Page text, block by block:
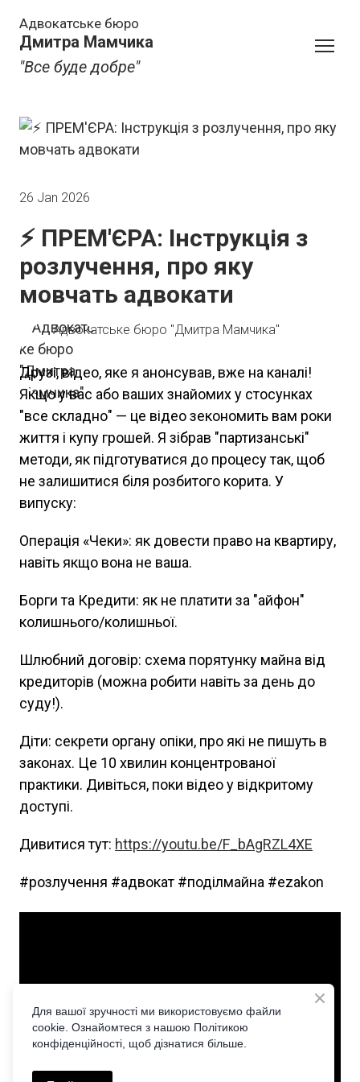
Адвокатське бюро
Дмитра Мамчика
"Все буде добре"
26 Jan 2026
⚡️ ПРЕМ'ЄРА: Інструкція з
розлучення, про яку
мовчать адвокати
Адвокатське бюро "Дмитра Мамчика"
Друзі, відео, яке я анонсував, вже на каналі!
Якщо у вас або ваших знайомих у стосунках
"все складно" — це відео зекономить вам роки
життя і купу грошей. Я зібрав "партизанські"
методи, як підготуватися до процесу так, щоб
не залишитися біля розбитого корита. У
випуску:
Операція «Чеки»: як довести право на квартиру,
навіть якщо вона не ваша.
Борги та Кредити: як не платити за "айфон"
колишнього/колишньої.
Шлюбний договір: схема порятунку майна від
кредиторів (можна робити навіть за день до
суду!).
Діти: секрети органу опіки, про які не пишуть в
законах. Це 10 хвилин концентрованої
практики. Дивіться, поки відео у відкритому
доступі.
Дивитися тут: https://youtu.be/F_bAgRZL4XE
#розлучення #адвокат #поділмайна #ezakon
Для вашої зручності ми використовуємо файли
cookie. Ознайомтеся з нашою Політикою
конфіденційності, щоб дізнатися більше.